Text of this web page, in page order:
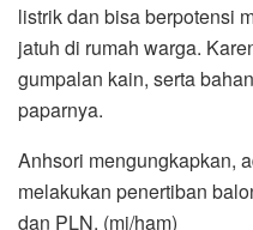
listrik dan bisa berpotensi
jatuh di rumah warga.
gumpalan kain, serta
paparnya.
Anhsori mengungkapkan,
melakukan penertiban
dan PLN. (mj/ham)